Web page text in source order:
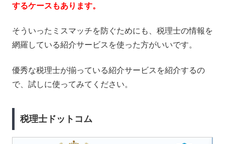
するケースもあります。
そういったミスマッチを防ぐためにも、税理士の情報を
網羅している紹介サービスを使った方がいいです。
優秀な税理士が揃っている紹介サービスを紹介するの
で、試しに使ってみてください。
税理士ドットコム